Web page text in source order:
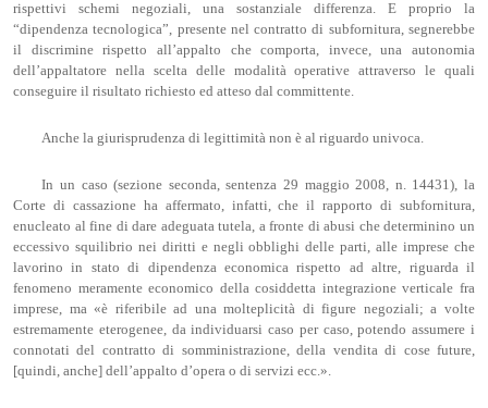
rispettivi schemi negoziali, una sostanziale differenza. E proprio la
“dipendenza tecnologica”, presente nel contratto di subfornitura, segnerebbe
il discrimine rispetto all’appalto che comporta, invece, una autonomia
dell’appaltatore nella scelta delle modalità operative attraverso le quali
conseguire il risultato richiesto ed atteso dal committente.
Anche la giurisprudenza di legittimità non è al riguardo univoca.
In un caso (sezione seconda, sentenza 29 maggio 2008, n. 14431), la
Corte di cassazione ha affermato, infatti, che il rapporto di subfornitura,
enucleato al fine di dare adeguata tutela, a fronte di abusi che determinino un
eccessivo squilibrio nei diritti e negli obblighi delle parti, alle imprese che
lavorino in stato di dipendenza economica rispetto ad altre, riguarda il
fenomeno meramente economico della cosiddetta integrazione verticale fra
imprese, ma «è riferibile ad una molteplicità di figure negoziali; a volte
estremamente eterogenee, da individuarsi caso per caso, potendo assumere i
connotati del contratto di somministrazione, della vendita di cose future,
[quindi, anche] dell’appalto d’opera o di servizi ecc.».